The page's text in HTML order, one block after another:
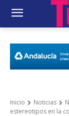
Inicio Noticias
estereotipos en la